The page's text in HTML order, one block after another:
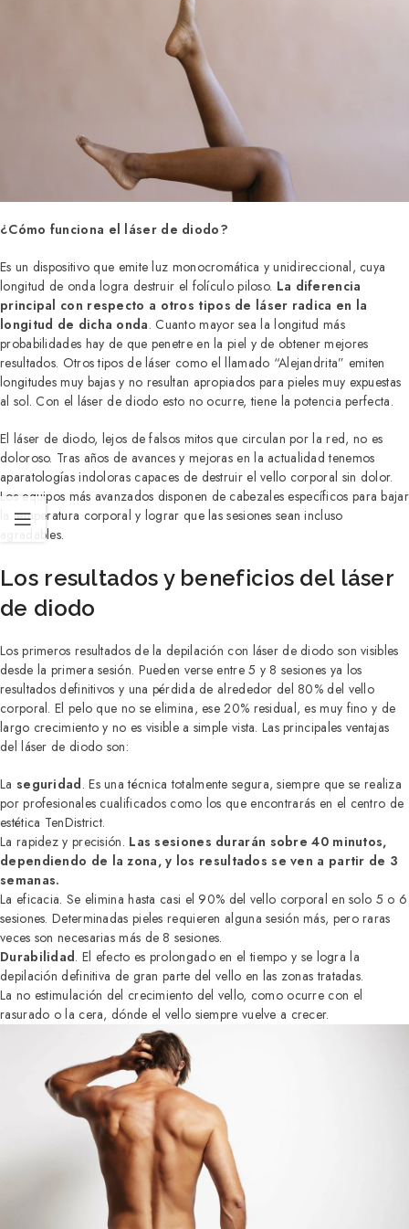
¿Cómo funciona el láser de diodo?
Es un dispositivo que emite luz monocromática y unidireccional, cuya
longitud de onda logra destruir el folículo piloso. La diferencia
principal con respecto a otros tipos de láser radica en la
longitud de dicha onda. Cuanto mayor sea la longitud más
probabilidades hay de que penetre en la piel y de obtener mejores
resultados. Otros tipos de láser como el llamado “Alejandrita” emiten
longitudes muy bajas y no resultan apropiados para pieles muy expuestas
al sol. Con el láser de diodo esto no ocurre, tiene la potencia perfecta.
El láser de diodo, lejos de falsos mitos que circulan por la red, no es
doloroso. Tras años de avances y mejoras en la actualidad tenemos
aparatologías indoloras capaces de destruir el vello corporal sin dolor.
Los equipos más avanzados disponen de cabezales específicos para bajar
la temperatura corporal y lograr que las sesiones sean incluso
agradables.
Los resultados y beneficios del láser
de diodo
Los primeros resultados de la depilación con láser de diodo son visibles
desde la primera sesión. Pueden verse entre 5 y 8 sesiones ya los
resultados definitivos y una pérdida de alrededor del 80% del vello
corporal. El pelo que no se elimina, ese 20% residual, es muy fino y de
largo crecimiento y no es visible a simple vista. Las principales ventajas
del láser de diodo son:
La seguridad. Es una técnica totalmente segura, siempre que se realiza
por profesionales cualificados como los que encontrarás en el centro de
estética TenDistrict.
La rapidez y precisión. Las sesiones durarán sobre 40 minutos,
dependiendo de la zona, y los resultados se ven a partir de 3
semanas.
La eficacia. Se elimina hasta casi el 90% del vello corporal en solo 5 o 6
sesiones. Determinadas pieles requieren alguna sesión más, pero raras
veces son necesarias más de 8 sesiones.
Durabilidad. El efecto es prolongado en el tiempo y se logra la
depilación definitiva de gran parte del vello en las zonas tratadas.
La no estimulación del crecimiento del vello, como ocurre con el
rasurado o la cera, dónde el vello siempre vuelve a crecer.